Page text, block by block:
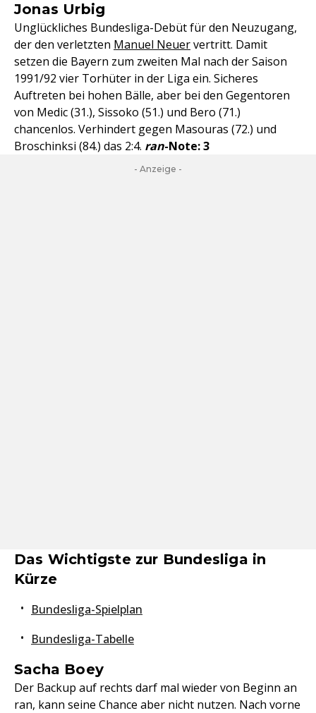
Jonas Urbig
Unglückliches Bundesliga-Debüt für den Neuzugang,
der den verletzten Manuel Neuervertritt. Damit
setzen die Bayern zum zweiten Mal nach der Saison
1991/92 vier Torhüter in der Liga ein. Sicheres
Auftreten bei hohen Bälle, aber bei den Gegentoren
von Medic (31.), Sissoko (51.) und Bero (71.)
chancenlos. Verhindert gegen Masouras (72.) und
Broschinksi (84.) das 2:4. ran-Note: 3
- Anzeige -
Das Wichtigste zur Bundesliga in
Kürze
Bundesliga-Spielplan
Bundesliga-Tabelle
Sacha Boey
Der Backup auf rechts darf mal wieder von Beginn an
ran, kann seine Chance aber nicht nutzen. Nach vorne